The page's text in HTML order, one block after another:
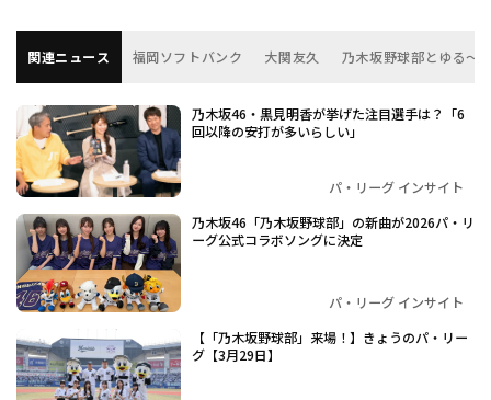
関連ニュース 福岡ソフトバンク 大関友久 乃木坂野球部とゆる～
乃木坂46・黒見明香が挙げた注目選手は？「6
回以降の安打が多いらしい」
パ・リーグ インサイト
乃木坂46「乃木坂野球部」の新曲が2026パ・リ
ーグ公式コラボソングに決定
パ・リーグ インサイト
【「乃木坂野球部」来場！】きょうのパ・リー
グ【3月29日】